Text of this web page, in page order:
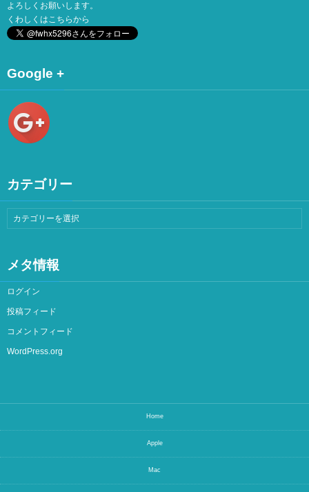
よろしくお願いします。
くわしくはこちらから
Google +
カテゴリー
メタ情報
ログイン
投稿フィード
コメントフィード
WordPress.org
Home
Apple
Mac